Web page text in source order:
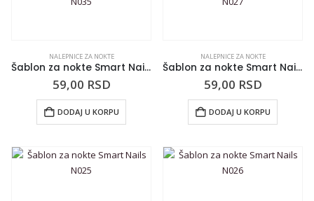
NALEPNICE ZA NOKTE
Šablon za nokte Smart Nails N035
59,00 RSD
DODAJ U KORPU
NALEPNICE ZA NOKTE
Šablon za nokte Smart Nails N027
59,00 RSD
DODAJ U KORPU